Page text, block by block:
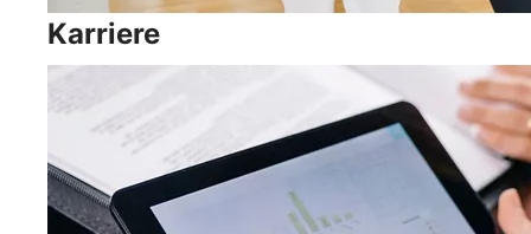
Karriere